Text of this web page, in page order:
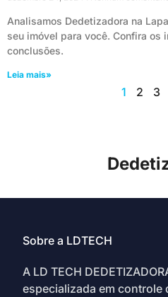
Analisamos Dedetizadora na
seu imóvel para você. Confira os
conclusões.
Leia mais»
1 2 3
Sobre a LDTECH
A LD TECH
especializada em controle